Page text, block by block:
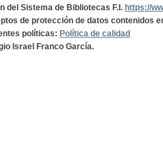
del Sistema de Bibliotecas F.I. https://
de protección de datos contenidos
políticas: Política de calidad
Israel Franco García.